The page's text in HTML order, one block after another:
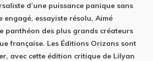
d’une puissance panique sans
engagé, essayiste résolu, Aimé
panthéon des plus grands créateurs
française. Les Éditions Orizons sont
avec cette édition critique de Lilyan